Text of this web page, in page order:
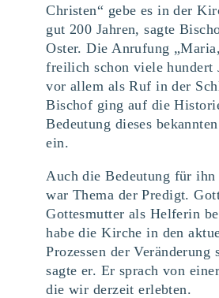
Christen“ gebe es in der
gut 200 Jahren, sagte
Oster. Die Anrufung
freilich schon viele hundert
vor allem als Ruf in der
Bischof ging auf die
Bedeutung dieses
ein.
Auch die Bedeutung für ihn
war Thema der Predigt.
Gottesmutter als Helferin
habe die Kirche in den
Prozessen der Veränderung
sagte er. Er sprach von
die wir derzeit erlebten.